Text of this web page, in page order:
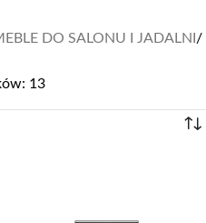
DO SALONU I JADALNI /
13